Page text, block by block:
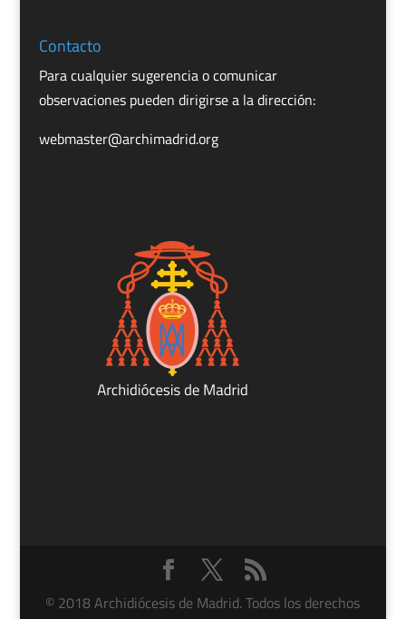
Contacto
Para cualquier sugerencia o comunicar
observaciones pueden dirigirse a la dirección:
webmaster@archimadrid.org
© 2018 Archidiócesis de Madrid. Todos los derechos